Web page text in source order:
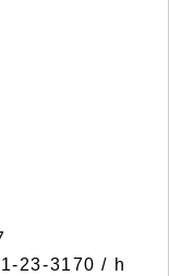
23-3170 / h